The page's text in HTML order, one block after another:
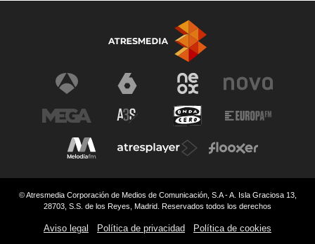
© Atresmedia Corporación de Medios de Comunicación, S.A - A. Isla Graciosa 13,
28703, S.S. de los Reyes, Madrid. Reservados todos los derechos
Aviso legal Política de privacidad Política de cookies